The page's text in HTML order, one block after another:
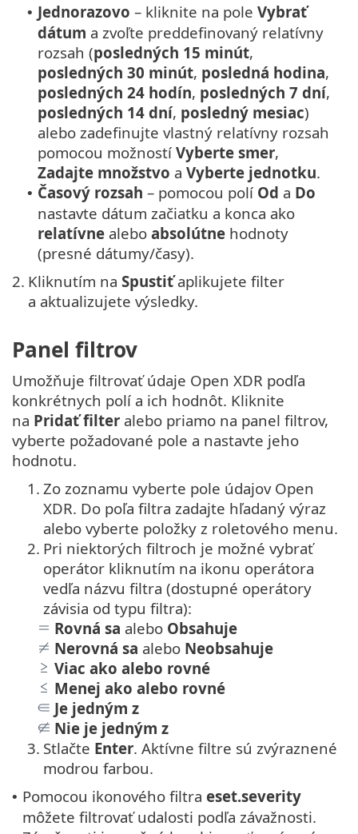
• Jednorazovo – kliknite na pole Vybrať
dátum a zvoľte preddefinovaný relatívny
rozsah (posledných 15 minút,
posledných 30 minút, posledná hodina,
posledných 24 hodín, posledných 7 dní,
posledných 14 dní, posledný mesiac)
alebo zadefinujte vlastný relatívny rozsah
pomocou možností Vyberte smer,
Zadajte množstvo a Vyberte jednotku.
• Časový rozsah – pomocou polí Od a Do
nastavte dátum začiatku a konca ako
relatívne alebo absolútne hodnoty
(presné dátumy/časy).
2. Kliknutím na Spustiťaplikujete filter
a aktualizujete výsledky.
Panel filtrov
Umožňuje filtrovať údaje Open XDR podľa
konkrétnych polí a ich hodnôt. Kliknite
na Pridať filter alebo priamo na panel filtrov,
vyberte požadované pole a nastavte jeho
hodnotu.
1. Zo zoznamu vyberte pole údajov Open
XDR. Do poľa filtra zadajte hľadaný výraz
alebo vyberte položky z roletového menu.
2. Pri niektorých filtroch je možné vybrať
operátor kliknutím na ikonu operátora
vedľa názvu filtra (dostupné operátory
závisia od typu filtra):
Rovná sa alebo Obsahuje
Nerovná sa alebo Neobsahuje
Viac ako alebo rovné
Menej ako alebo rovné
Je jedným z
Nie je jedným z
3. Stlačte Enter. Aktívne filtre sú zvýraznené
modrou farbou.
• Pomocou ikonového filtra eset.severity
môžete filtrovať udalosti podľa závažnosti.